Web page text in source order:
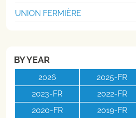
UNION FERMIÈRE
BY YEAR
2026 2025-FR
2023-FR
2022-FR
2020-FR
2019-FR